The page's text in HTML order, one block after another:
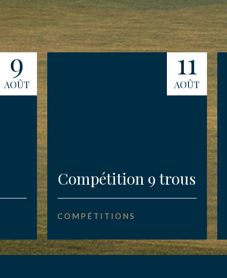
9
AOÛT
11
AOÛT
Compétition 9 trous
COMPÉTITIONS